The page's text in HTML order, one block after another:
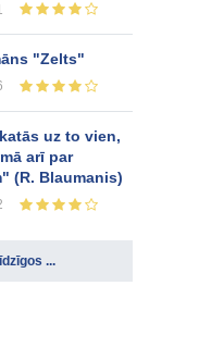
"Zelts"
uz to vien,
arī par
(R. Blaumanis)
...